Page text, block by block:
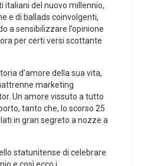
del nuovo millennio,
e di ballads coinvolgenti,
a sensibilizzare l’opinione
per certi versi scottante
d’amore della sua vita,
marketing
Un amore vissuto a tutto
tanto che, lo scorso 25
in gran segreto a nozze a
statunitense di celebrare